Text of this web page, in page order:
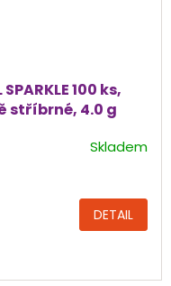
100 ks,
stříbrné, 4.0 g
Skladem
DETAIL